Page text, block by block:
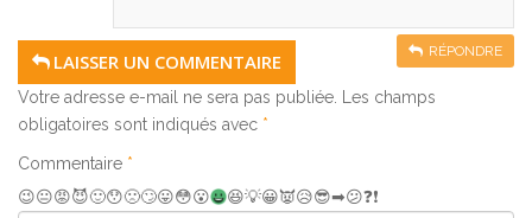
RÉPONDRE
LAISSER UN COMMENTAIRE
Votre adresse e-mail ne sera pas publiée.
Les champs
obligatoires sont indiqués avec *
Commentaire *
😉😐😡😈🙂😯🙁🙄😛😳😮 😆💡😀👿😥😎➡😕❓❗